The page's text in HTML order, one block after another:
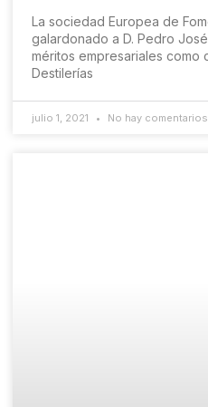
La sociedad Europea de
galardonado a D. Pedro
méritos empresariales
Destilerías
julio 1, 2021 No hay comentarios